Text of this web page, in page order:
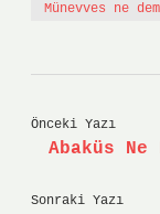
Münevves ne
Önceki Yazı
Abaküs Ne
Sonraki Yazı